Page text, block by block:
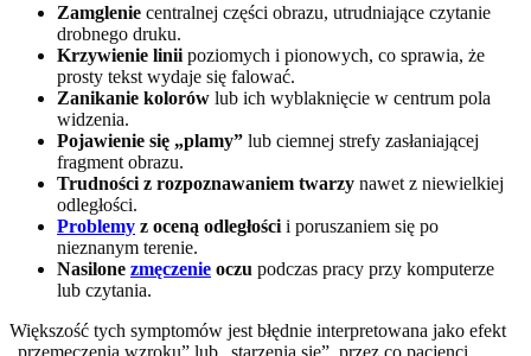
Zamglenie centralnej części obrazu, utrudniające czytanie
drobnego druku.
Krzywienie linii poziomych i pionowych, co sprawia, że
prosty tekst wydaje się falować.
Zanikanie kolorów lub ich wyblaknięcie w centrum pola
widzenia.
Pojawienie się „plamy” lub ciemnej strefy zasłaniającej
fragment obrazu.
Trudności z rozpoznawaniem twarzy nawet z niewielkiej
odległości.
Problemy z oceną odległości i poruszaniem się po
nieznanym terenie.
Nasilone zmęczenie oczu podczas pracy przy komputerze
lub czytania.
Większość tych symptomów jest błędnie interpretowana jako efekt
„przemęczenia wzroku” lub „starzenia się”, przez co pacjenci